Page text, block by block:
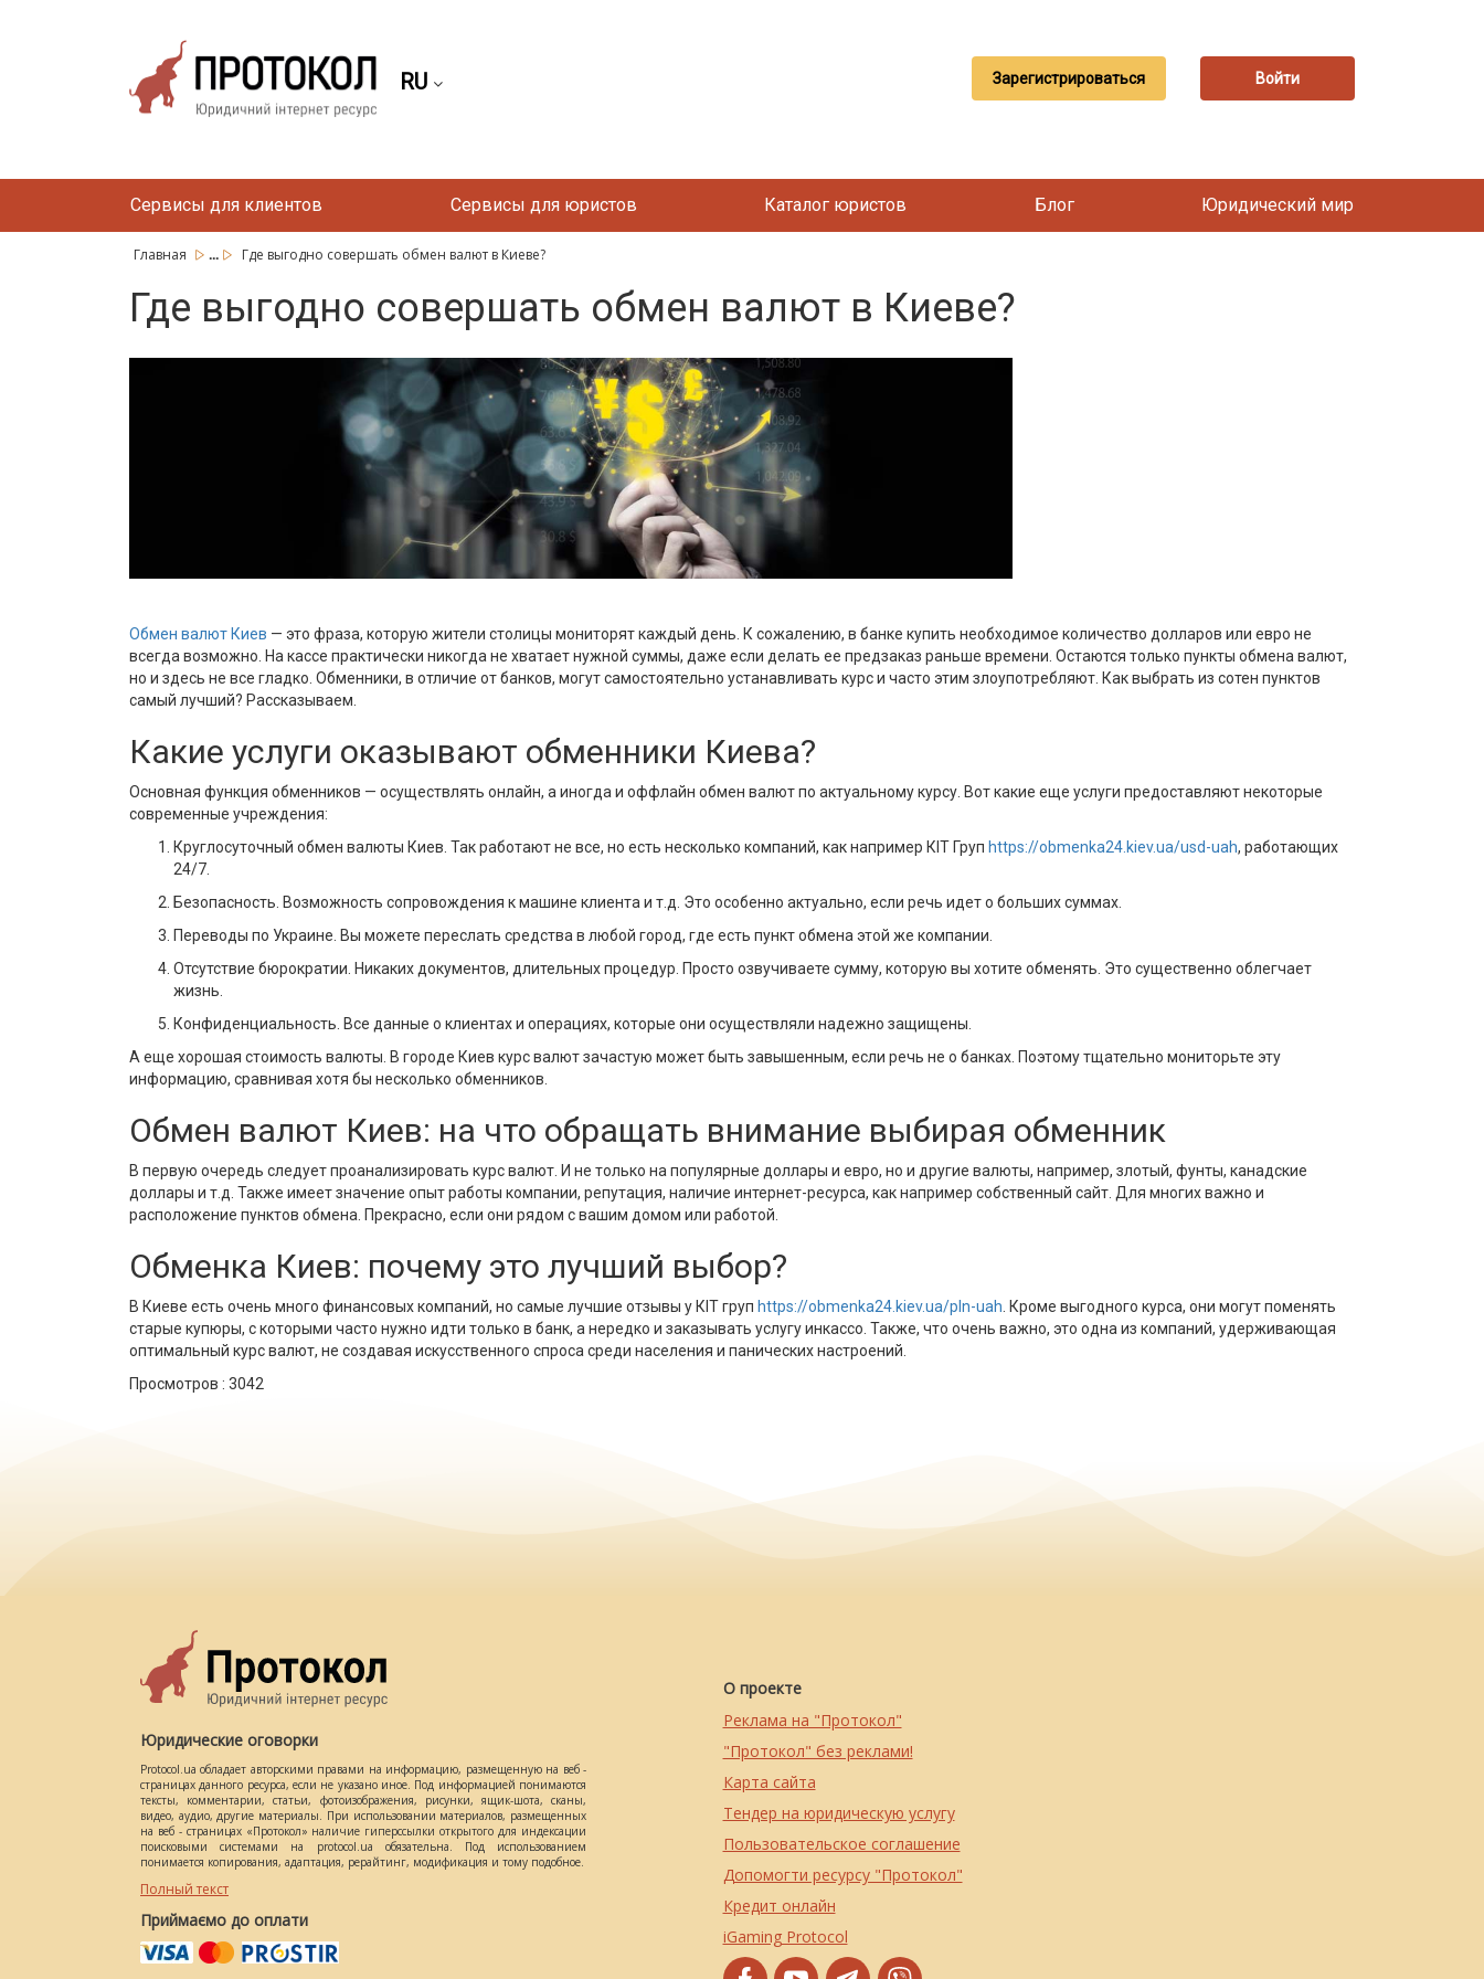
RU Зарегистрироваться Войти
Сервисы для клиентов Сервисы для юристов Каталог юристов Блог Юридический мир
Главная ... Где выгодно совершать обмен валют в Киеве?
Где выгодно совершать обмен валют в Киеве?
Обмен валют Киев — это фраза, которую жители столицы мониторят каждый день. К сожалению, в банке купить необходимое количество долларов или евро не
всегда возможно. На кассе практически никогда не хватает нужной суммы, даже если делать ее предзаказ раньше времени. Остаются только пункты обмена валют,
но и здесь не все гладко. Обменники, в отличие от банков, могут самостоятельно устанавливать курс и часто этим злоупотребляют. Как выбрать из сотен пунктов
самый лучший? Рассказываем.
Какие услуги оказывают обменники Киева?
Основная функция обменников — осуществлять онлайн, а иногда и оффлайн обмен валют по актуальному курсу. Вот какие еще услуги предоставляют некоторые
современные учреждения:
Круглосуточный обмен валюты Киев. Так работают не все, но есть несколько компаний, как например КІТ Груп https://obmenka24.kiev.ua/usd-uah, работающих
24/7.
Безопасность. Возможность сопровождения к машине клиента и т.д. Это особенно актуально, если речь идет о больших суммах.
Переводы по Украине. Вы можете переслать средства в любой город, где есть пункт обмена этой же компании.
Отсутствие бюрократии. Никаких документов, длительных процедур. Просто озвучиваете сумму, которую вы хотите обменять. Это существенно облегчает
жизнь.
Конфиденциальность. Все данные о клиентах и операциях, которые они осуществляли надежно защищены.
А еще хорошая стоимость валюты. В городе Киев курс валют зачастую может быть завышенным, если речь не о банках. Поэтому тщательно мониторьте эту
информацию, сравнивая хотя бы несколько обменников.
Обмен валют Киев: на что обращать внимание выбирая обменник
В первую очередь следует проанализировать курс валют. И не только на популярные доллары и евро, но и другие валюты, например, злотый, фунты, канадские
доллары и т.д. Также имеет значение опыт работы компании, репутация, наличие интернет-ресурса, как например собственный сайт. Для многих важно и
расположение пунктов обмена. Прекрасно, если они рядом с вашим домом или работой.
Обменка Киев: почему это лучший выбор?
В Киеве есть очень много финансовых компаний, но самые лучшие отзывы у КІТ груп https://obmenka24.kiev.ua/pln-uah . Кроме выгодного курса, они могут поменять
старые купюры, с которыми часто нужно идти только в банк, а нередко и заказывать услугу инкассо. Также, что очень важно, это одна из компаний, удерживающая
оптимальный курс валют, не создавая искусственного спроса среди населения и панических настроений.
Просмотров : 3042
Юридические оговорки
Protocol.ua обладает авторскими правами на информацию, размещенную на веб -
страницах данного ресурса, если не указано иное. Под информацией понимаются
тексты, комментарии, статьи, фотоизображения, рисунки, ящик-шота, сканы,
видео, аудио, другие материалы. При использовании материалов, размещенных
на веб - страницах «Протокол» наличие гиперссылки открытого для индексации
поисковыми системами на protocol.ua обязательна. Под использованием
понимается копирования, адаптация, рерайтинг, модификация и тому подобное.
Полный текст
Приймаємо до оплати
О проекте
Реклама на "Протокол"
"Протокол" без реклами!
Карта сайта
Тендер на юридическую услугу
Пользовательское соглашение
Допомогти ресурсу "Протокол"
Кредит онлайн
iGaming Protocol